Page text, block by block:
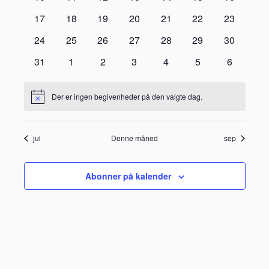
0
17
0
18
0
19
0
20
0
21
0
22
0
23
0
24
0
25
0
26
0
27
0
28
0
29
0
30
0
31
0
1
0
2
0
3
0
4
0
5
0
6
Notice Der er ingen begivenheder på den valgte dag.
jul Denne måned sep
Abonner på kalender